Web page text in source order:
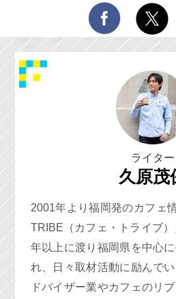
ライター
久原茂
2001年より福岡発のカフェ
TRIBE（カフェ・トライブ
年以上に渡り福岡県を中心
れ、日々取材活動に励んで
ドバイザー業やカフェのリ